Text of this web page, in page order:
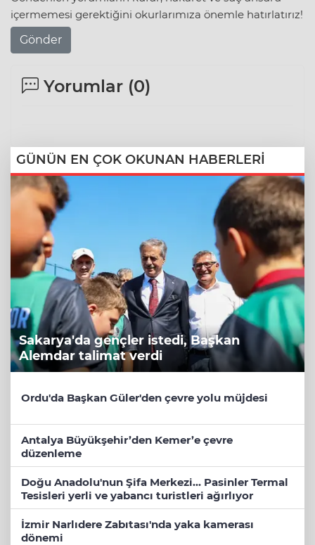
içermemesi gerektiğini okurlarımıza önemle hatırlatırız!
Gönder
Yorumlar (0)
GÜNÜN EN ÇOK OKUNAN HABERLERİ
Sakarya'da gençler istedi, Başkan
Alemdar talimat verdi
Ordu'da Başkan Güler'den çevre yolu müjdesi
Antalya Büyükşehir’den Kemer’e çevre
düzenleme
Doğu Anadolu'nun Şifa Merkezi... Pasinler Termal
Tesisleri yerli ve yabancı turistleri ağırlıyor
İzmir Narlıdere Zabıtası'nda yaka kamerası
dönemi